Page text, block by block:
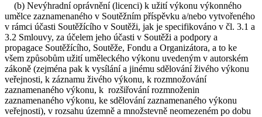
(b) Nevýhradní oprávnění (licenci) k užití výkonu výkonného
umělce zaznamenaného v Soutěžním příspěvku a/nebo vytvořeného
v rámci účasti Soutěžícího v Soutěži, jak je specifikováno v čl. 3.1 a
3.2 Smlouvy, za účelem jeho účasti v Soutěži a podpory a
propagace Soutěžícího, Soutěže, Fondu a Organizátora, a to ke
všem způsobům užití uměleckého výkonu uvedeným v autorském
zákoně (zejména pak k vysílání a jinému sdělování živého výkonu
veřejnosti, k záznamu živého výkonu, k rozmnožování
zaznamenaného výkonu, k rozšiřování rozmnoženin
zaznamenaného výkonu, ke sdělování zaznamenaného výkonu
veřejnosti), v rozsahu územně a množstevně neomezeném po dobu